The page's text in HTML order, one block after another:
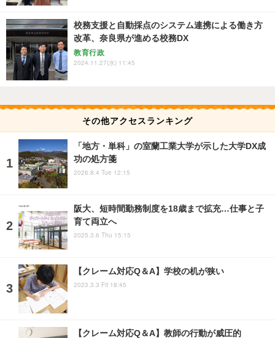
校務支援と自動採点のシステム連携による働き方
改革、奈良県が進める校務DX
教育行政
2024.11.27(水) 11:45
その他アクセスランキング
「地方・単科」の室蘭工業大学が示した大学DX成
功の処方箋
2026.8.4 Tue 12:15
阪大、短時間勤務制度を18歳まで拡充…仕事と子
育て両立へ
2025.3.6 Thu 15:15
【クレーム対応Q＆A】学校の机が狭い
2023.3.3 Fri 18:45
【クレーム対応Q＆A】教師の行動が威圧的